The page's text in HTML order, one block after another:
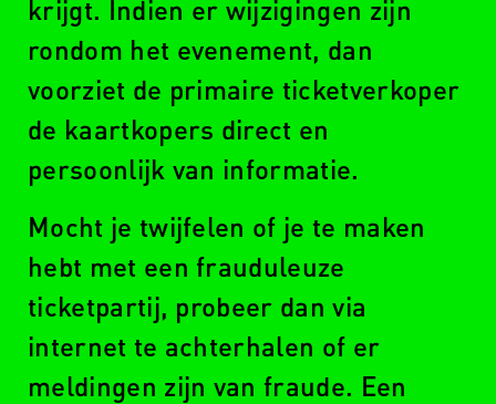
krijgt. Indien er wijzigingen zijn
rondom het evenement, dan
voorziet de primaire ticketverkoper
de kaartkopers direct en
persoonlijk van informatie.
Mocht je twijfelen of je te maken
hebt met een frauduleuze
ticketpartij, probeer dan via
internet te achterhalen of er
meldingen zijn van fraude. Een